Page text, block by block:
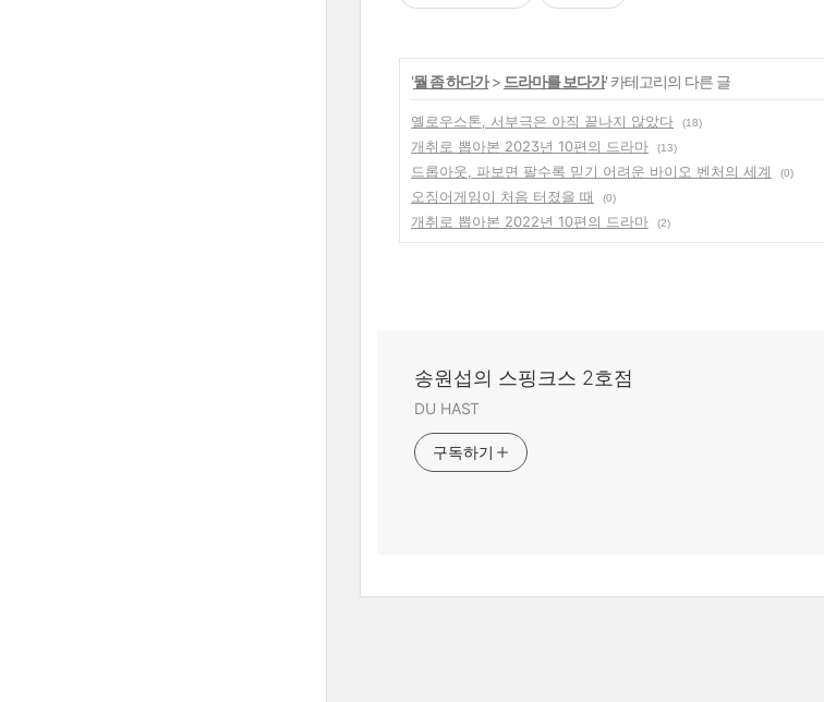
'뭘 좀 하다가> 드라마를 보다가' 카테고리의 다른 글
옐로우스톤, 서부극은 아직 끝나지 않았다 (18)
개취로 뽑아본 2023년 10편의 드라마
(13)
드롭아웃, 파보면 팔수록 믿기 어려운 바이오 벤처의 세계
(0)
오징어게임이 처음 터졌을 때
(0)
개취로 뽑아본 2022년 10편의 드라마
(2)
송원섭의 스핑크스 2호점
DU HAST
구독하기